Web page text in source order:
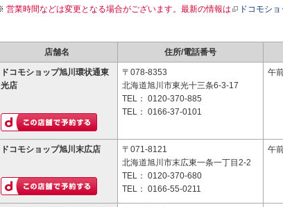
営業時間などは変更となる場合がございます。最新の情報は ドコモシ
店舗名 住所/電話番号
ドコモショップ旭川環状通東
光店
〒078-8353
北海道旭川市東光十三条6-3-17
TEL： 0120-370-885
TEL： 0166-37-0101
午
ドコモショップ旭川末広店
〒071-8121
北海道旭川市末広東一条一丁目2-2
TEL： 0120-370-680
TEL： 0166-55-0211
午